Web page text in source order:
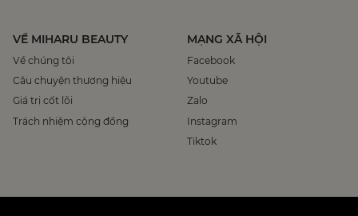
VỀ MIHARU BEAUTY
Về chúng tôi
Câu chuyện thương hiệu
Giá trị cốt lõi
Trách nhiệm cộng đồng
MẠNG XÃ HỘI
Facebook
Youtube
Zalo
Instagram
Tiktok